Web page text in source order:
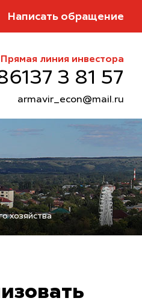
Написать обращение
Прямая линия инвестора
3 81 57
armavir_econ@mail.ru
хозяйства